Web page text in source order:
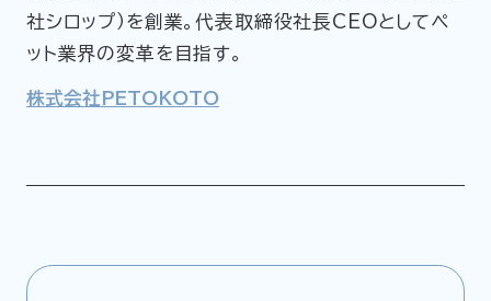
社シロップ）を創業。代表取締役社長CEOとしてペ
ット業界の変革を目指す。
株式会社PETOKOTO